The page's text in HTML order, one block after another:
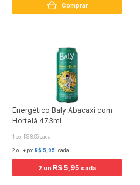
Comprar
Energético Baly Abacaxi com
Hortelã 473ml
1 por R$ 8,95 cada
2 ou + por R$ 5,95 cada
2 un R$ 5,95 cada